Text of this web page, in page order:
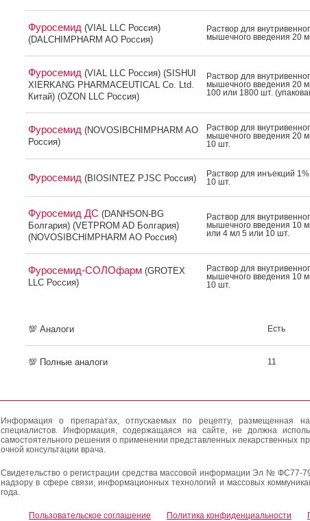
Фуросемид (VIAL LLC Россия)
(DALCHIMPHARM AO Россия)
Рас­твор для
мышеч­но­го вве­дения 20
Фуросемид (VIAL LLC Россия) (SISHUI
XIERKANG PHARMACEUTICAL Co. Ltd.
Китай) (OZON LLC Россия)
Рас­твор для
мышеч­но­го вве­дения 20
100 или 1800 шт.
Фуросемид (NOVOSIBCHIMPHARM AO
Россия)
Рас­твор для
мышеч­но­го вве­дения 20
10 шт.
Фуросемид (BIOSINTEZ PJSC Россия)
Рас­твор для инъ­ек­ций
10 шт.
Фуросемид ДС (DANHSON-BG
Болгария) (VETPROM AD Болгария)
(NOVOSIBCHIMPHARM AO Россия)
Рас­твор для
мышеч­но­го вве­дения 10
или 4 мл 5 или 10 шт.
Фуросемид-СОЛОфарм (GROTEX
LLC Россия)
Рас­твор для
мышеч­но­го вве­дения 10
10 шт.
💯 Аналоги Есть
💯 Полные аналоги 11
Информация о препаратах, отпускаемых по рецепту, размещенная
специалистов. Информация, содержащаяся на сайте, не должна
самостоятельного решения о применении представленных лекарственных
очной консультации врача.
Свидетельство о регистрации средства массовой информации Эл № ФС77-
надзору в сфере связи, информационных технологий и массовых
года.
Пользовательское соглашение Политика конфиденциальности